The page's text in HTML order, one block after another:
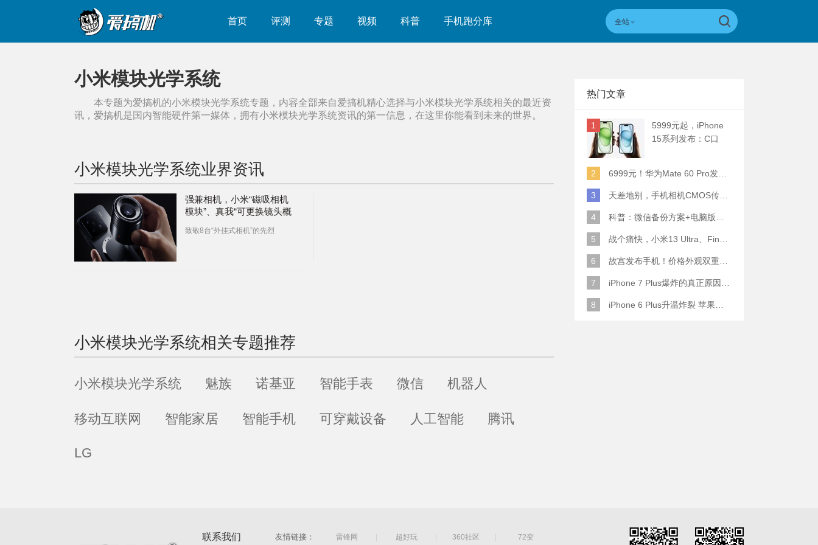
首页 评测 专题 视频 科普 手机跑分库 全站
小米模块光学系统
本专题为爱搞机的小米模块光学系统专题，内容全部来自爱搞机精心选择与小米模块光学系统相关的最近资
讯，爱搞机是国内智能硬件第一媒体，拥有小米模块光学系统资讯的第一信息，在这里你能看到未来的世界。
小米模块光学系统业界资讯
强兼相机，小米“磁吸相机
模块”、真我“可更换镜头概
前世今生
致敬8台“外挂式相机”的先烈
小米模块光学系统相关专题推荐
小米模块光学系统 魅族 诺基亚 智能手表 微信 机器人
移动互联网 智能家居 智能手机 可穿戴设备 人工智能 腾讯
LG
热门文章
1
5999元起，iPhone
15系列发布：C口
2
6999元！华为Mate 60 Pro发布：麒麟9000S+卫星通话 (附初步跑分)
3 天差地别，手机相机CMOS传感器实际面积对比
4 科普：微信备份方案+电脑版丢失数据恢复指南
5 战个痛快，小米13 Ultra、Find X6 Pro、vivo X90 Pro+、小米12SU拍照横评
6 故宫发布手机！价格外观双重逆天！
7 iPhone 7 Plus爆炸的真正原因原来是这样
8 iPhone 6 Plus升温炸裂 苹果赔了一部全新的
联系我们 友情链接： 雷锋网 超好玩 360社区 72变